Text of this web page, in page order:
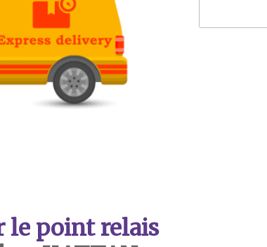
le point relais